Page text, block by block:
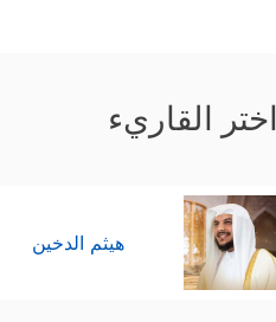
اختر القاريء
هيثم الدخين